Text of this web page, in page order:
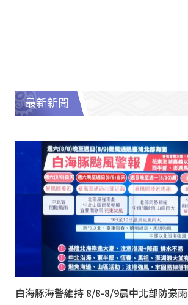
最新新聞
白海豚海警維持 8/8-8/9晨中北部防豪雨